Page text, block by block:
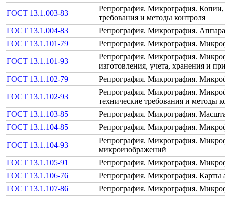
ГОСТ 13.1.003-83
Репрография. Микрография.
требования и методы контроля
ГОСТ 13.1.004-83
Репрография. Микрография.
ГОСТ 13.1.101-79
Репрография. Микрография.
ГОСТ 13.1.101-93
Репрография. Микрография.
изготовления, учета, хранения и
ГОСТ 13.1.102-79
Репрография. Микрография.
ГОСТ 13.1.102-93
Репрография. Микрография.
технические требования и методы
ГОСТ 13.1.103-85
Репрография. Микрография.
ГОСТ 13.1.104-85
Репрография. Микрография.
ГОСТ 13.1.104-93
Репрография. Микрография.
микроизображений
ГОСТ 13.1.105-91
Репрография. Микрография.
ГОСТ 13.1.106-76
Репрография. Микрография. Карты
ГОСТ 13.1.107-86
Репрография. Микрография.